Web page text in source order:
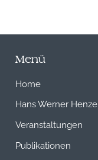
Menü
Home
Hans Werner Henze
Veranstaltungen
Publikationen